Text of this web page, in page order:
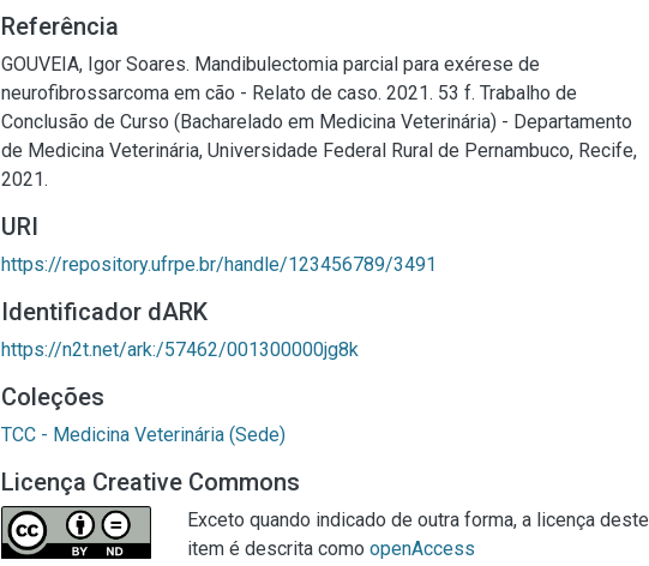
Referência
GOUVEIA, Igor Soares. Mandibulectomia parcial para exérese de
neurofibrossarcoma em cão - Relato de caso. 2021. 53 f. Trabalho de
Conclusão de Curso (Bacharelado em Medicina Veterinária) - Departamento
de Medicina Veterinária, Universidade Federal Rural de Pernambuco, Recife,
2021.
URI
https://repository.ufrpe.br/handle/123456789/3491
Identificador dARK
https://n2t.net/ark:/57462/001300000jg8k
Coleções
TCC - Medicina Veterinária (Sede)
Licença Creative Commons
Exceto quando indicado de outra forma, a licença deste
item é descrita como openAccess